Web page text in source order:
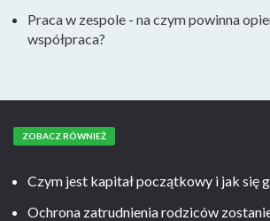
Praca w zespole - na czym powinna
współpraca?
ZOBACZ RÓWNIEŻ
Czym jest kapitał początkowy i jak się
Ochrona zatrudnienia rodziców